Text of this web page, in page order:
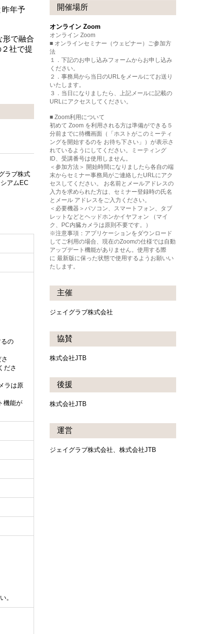
昨年予
形で融合
社で提
ラブ株式
アムEC
の
ださ
ラは原
機能が
。
開催場所
オンライン Zoom
オンライン Zoom
■ オンラインセミナー（ウェビナー）ご参加方
法
１．下記のお申し込みフォームからお申し込み
ください。
２．事務局から当日のURLをメールにてお送り
いたします。
３．当日になりましたら、上記メールに記載の
URLにアクセスしてください。
■ Zoom利用について
初めて Zoom を利用される方は準備ができる５
分前までに待機画面（「ホストがこのミーティ
ングを開始するのを お待ち下さい」）が表示さ
れているようにしてください。ミーティング
ID、受講番号は使用しません。
＜参加方法＞ 開始時間になりましたら各自の端
末からセミナー事務局がご連絡したURLにアク
セスしてください。 お名前とメールアドレスの
入力を求められた方は、セミナー登録時の氏名
とメール アドレスをご入力ください。
＜必要機器＞パソコン、スマートフォン、タブ
レットなどとヘッドホンかイヤフォン （マイ
ク、PC内臓カメラは原則不要です。）
※注意事項：アプリケーションをダウンロード
してご利用の場合、現在のZoomの仕様では自動
アップデート機能がありません。使用する際
に 最新版に保った状態で使用するようお願いい
たします。
主催
ジェイグラブ株式会社
協賛
株式会社JTB
後援
株式会社JTB
運営
ジェイグラブ株式会社、株式会社JTB